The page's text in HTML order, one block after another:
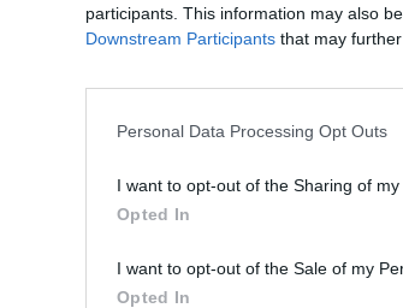
participants. This information may also
Downstream Participants that may
Personal Data Processing Opt Outs
I want to opt-out of the Sharing of my
Opted In
I want to opt-out of the Sale of my
Opted In